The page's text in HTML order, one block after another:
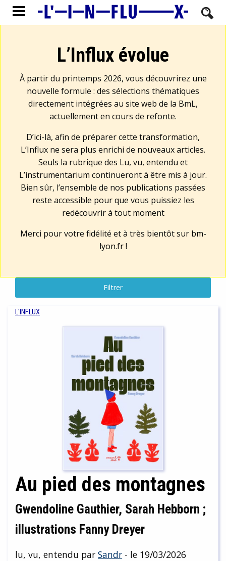
L’Influx évolue
À partir du printemps 2026, vous découvrirez une
nouvelle formule : des sélections thématiques
directement intégrées au site web de la BmL,
actuellement en cours de refonte.
D’ici-là, afin de préparer cette transformation,
L’Influx ne sera plus enrichi de nouveaux articles.
Seuls la rubrique des Lu, vu, entendu et
L’instrumentarium continueront à être mis à jour.
Bien sûr, l’ensemble de nos publications passées
reste accessible pour que vous puissiez les
redécouvrir à tout moment
Merci pour votre fidélité et à très bientôt sur bm-
lyon.fr!
Filtrer
L'INFLUX
Au pied des montagnes
Gwendoline Gauthier, Sarah Hebborn ;
illustrations Fanny Dreyer
lu, vu, entendu par Sandr - le 19/03/2026